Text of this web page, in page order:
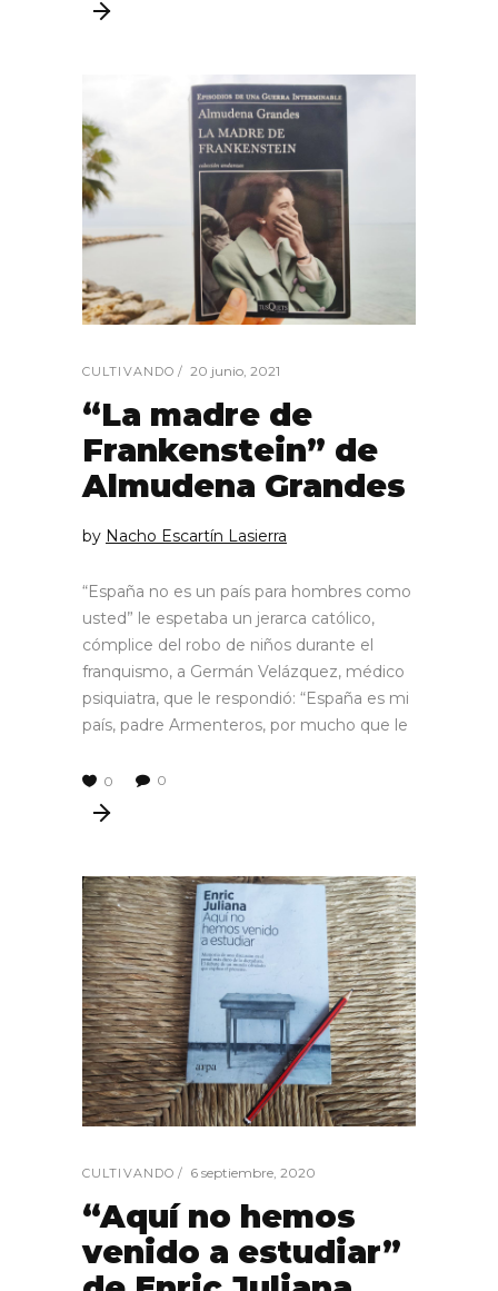
CULTIVANDO 20 junio, 2021
“La madre de
Frankenstein” de
Almudena Grandes
by Nacho Escartín Lasierra
“España no es un país para hombres como
usted” le espetaba un jerarca católico,
cómplice del robo de niños durante el
franquismo, a Germán Velázquez, médico
psiquiatra, que le respondió: “España es mi
país, padre Armenteros, por mucho que le
0 0
CULTIVANDO 6 septiembre, 2020
“Aquí no hemos
venido a estudiar”